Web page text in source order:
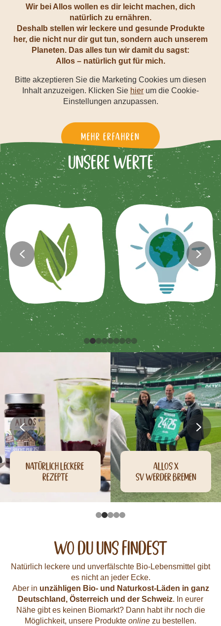
Wir bei Allos wollen es dir leicht machen, dich
natürlich zu ernähren.
Deshalb stellen wir leckere und gesunde Produkte
her, die nicht nur dir gut tun, sondern auch unserem
Planeten. Das alles tun wir damit du sagst:
Allos – natürlich gut für mich.
Bitte akzeptieren Sie die Marketing Cookies um diesen
Inhalt anzuzeigen. Klicken Sie hier um die Cookie-
Einstellungen anzupassen.
Mehr erfahren
Unsere Werte
Natürlich leckere
Rezepte
allos x
SV Werder bremen
Wo Du uns Findest
Natürlich leckere und unverfälschte Bio-Lebensmittel gibt
es nicht an jeder Ecke.
Aber in unzähligen Bio- und Naturkost-Läden in ganz
Deutschland, Österreich und der Schweiz. In eurer
Nähe gibt es keinen Biomarkt? Dann habt ihr noch die
Möglichkeit, unsere Produkte online zu bestellen.